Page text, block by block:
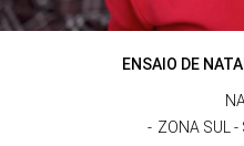
ENSAIO DE
ZONA SUL -